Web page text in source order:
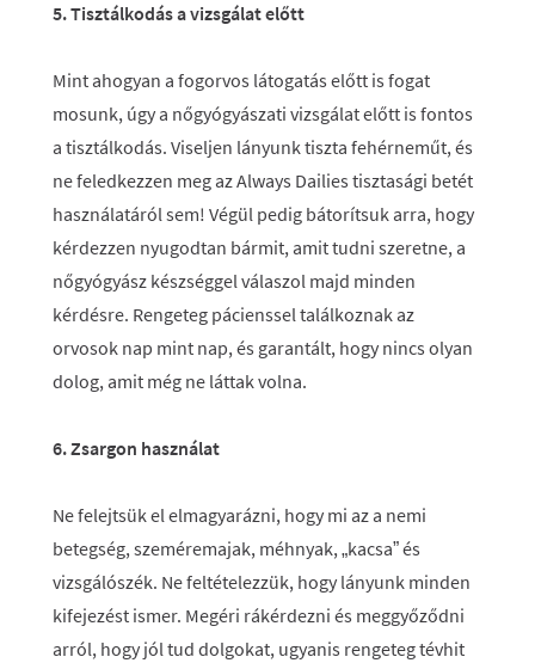
5. Tisztálkodás a vizsgálat előtt
Mint ahogyan a fogorvos látogatás előtt is fogat
mosunk, úgy a nőgyógyászati vizsgálat előtt is fontos
a tisztálkodás. Viseljen lányunk tiszta fehérneműt, és
ne feledkezzen meg az Always Dailies tisztasági betét
használatáról sem! Végül pedig bátorítsuk arra, hogy
kérdezzen nyugodtan bármit, amit tudni szeretne, a
nőgyógyász készséggel válaszol majd minden
kérdésre. Rengeteg pácienssel találkoznak az
orvosok nap mint nap, és garantált, hogy nincs olyan
dolog, amit még ne láttak volna.
6. Zsargon használat
Ne felejtsük el elmagyarázni, hogy mi az a nemi
betegség, szeméremajak, méhnyak, „kacsa” és
vizsgálószék. Ne feltételezzük, hogy lányunk minden
kifejezést ismer. Megéri rákérdezni és meggyőződni
arról, hogy jól tud dolgokat, ugyanis rengeteg tévhit